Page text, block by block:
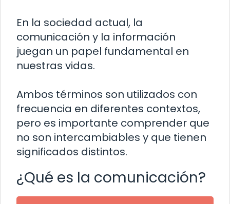
En la sociedad actual, la
comunicación y la información
juegan un papel fundamental en
nuestras vidas.
Ambos términos son utilizados con
frecuencia en diferentes contextos,
pero es importante comprender que
no son intercambiables y que tienen
significados distintos.
¿Qué es la comunicación?